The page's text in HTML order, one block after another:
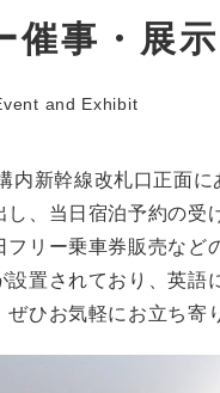
催事・展
and Exhibit
内新幹線改札口正面
し、当日宿泊予約の受
フリー乗車券販売など
設置されており、英語
ぜひお気軽にお立ち寄